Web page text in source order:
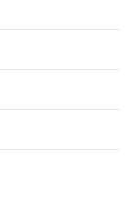
de zi cu loc de
dormitoare,
soluțiile preferate
apreciază